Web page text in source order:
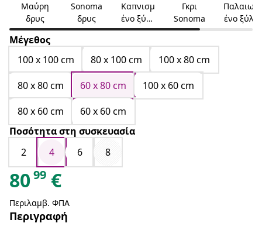
Μαύρη
δρυς
Sonoma
δρυς
Καπνισμ
ένο ξύλο
δρυός
Γκρι
Sonoma
Παλαιωμ
ένο ξύλο
Μέγεθος
100 x 100 cm
80 x 100 cm
100 x 80 cm
80 x 80 cm
60 x 80 cm
100 x 60 cm
80 x 60 cm
60 x 60 cm
Ποσότητα στη συσκευασία
2
4 6 8
8099 €
Περιλαμβ. ΦΠΑ
Περιγραφή